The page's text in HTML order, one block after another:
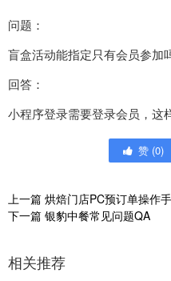
问题：
盲盒活动能指定只有会员参加
回答：
小程序登录需要登录会员，这
赞 (0)
上一篇 烘焙门店PC预订单操作
下一篇 银豹中餐常见问题QA
相关推荐